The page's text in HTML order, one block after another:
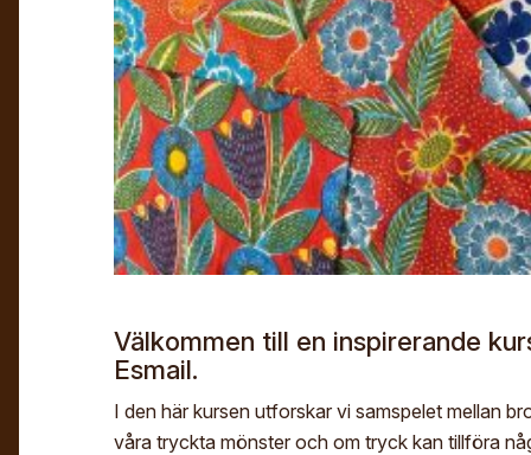
Välkommen till en inspirerande
Esmail.
I den här kursen utforskar vi samspelet mellan
våra tryckta mönster och om tryck kan tillföra